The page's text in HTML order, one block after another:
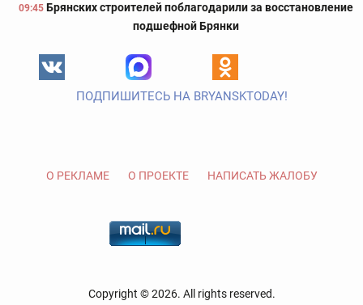
09:45 Брянских строителей поблагодарили за восстановление
подшефной Брянки
ПОДПИШИТЕСЬ НА BRYANSKTODAY!
О РЕКЛАМЕ О ПРОЕКТЕ НАПИСАТЬ ЖАЛОБУ
Copyright © 2026. All rights reserved.